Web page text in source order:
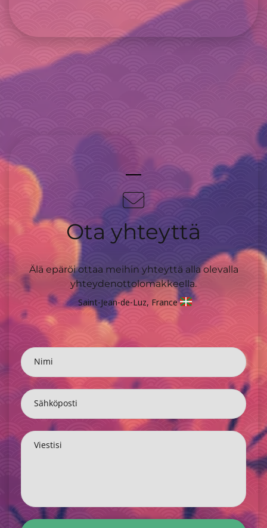
Ota yhteyttä
Älä epäröi ottaa meihin yhteyttä alla olevalla
yhteydenottolomakkeella.
Saint-Jean-de-Luz, France
Nimi
Sähköposti
Viestisi